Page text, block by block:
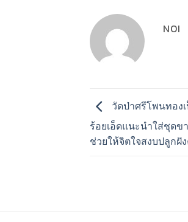
NOI
วัดป่าศรีโพนทอง
ร้อยเอ็ดแนะนำใส่ชุด
ช่วยให้จิตใจสงบปลูกฝั